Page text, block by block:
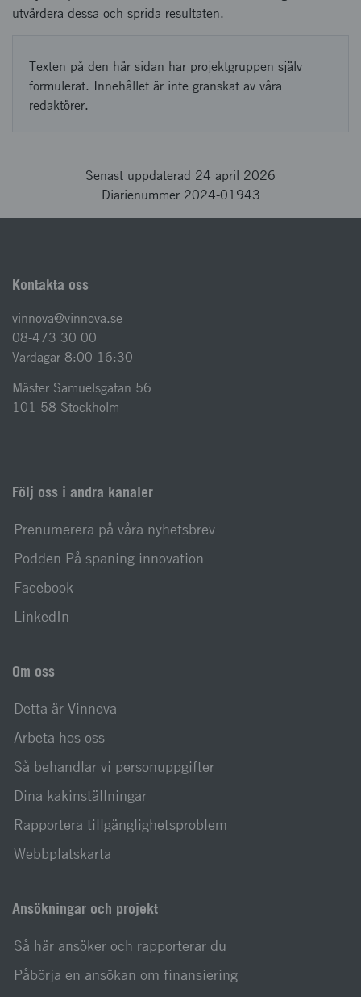
utvärdera dessa och sprida resultaten.
Texten på den här sidan har projektgruppen själv
formulerat. Innehållet är inte granskat av våra
redaktörer.
Senast uppdaterad 24 april 2026
Diarienummer 2024-01943
Kontakta oss
vinnova@vinnova.se
08-473 30 00
Vardagar 8:00-16:30
Mäster Samuelsgatan 56
101 58 Stockholm
Följ oss i andra kanaler
Prenumerera på våra nyhetsbrev
Podden På spaning innovation
Facebook
LinkedIn
Om oss
Detta är Vinnova
Arbeta hos oss
Så behandlar vi personuppgifter
Dina kakinställningar
Rapportera tillgänglighetsproblem
Webbplatskarta
Ansökningar och projekt
Så här ansöker och rapporterar du
Påbörja en ansökan om finansiering